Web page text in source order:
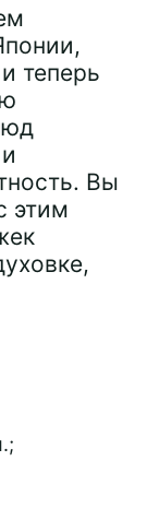
теперь
Вы
этим